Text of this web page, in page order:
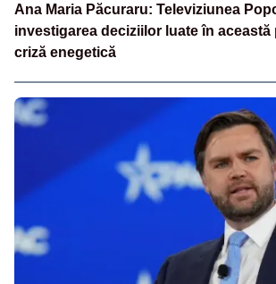
Ana Maria Păcuraru: Televiziunea
investigarea deciziilor luate în această
criză enegetică